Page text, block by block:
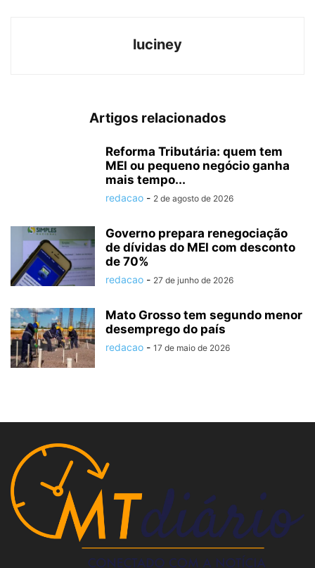
luciney
Artigos relacionados
Reforma Tributária: quem tem
MEI ou pequeno negócio ganha
mais tempo...
redacao - 2 de agosto de 2026
Governo prepara renegociação
de dívidas do MEI com desconto
de 70%
redacao - 27 de junho de 2026
Mato Grosso tem segundo menor
desemprego do país
redacao - 17 de maio de 2026